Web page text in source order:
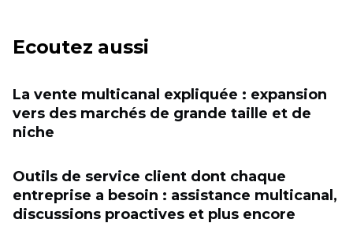
Ecoutez aussi
La vente multicanal expliquée : expansion
vers des marchés de grande taille et de
niche
Outils de service client dont chaque
entreprise a besoin : assistance multicanal,
discussions proactives et plus encore